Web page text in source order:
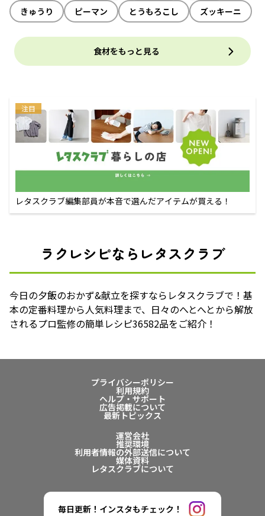
きゅうり
ピーマン とうもろこし ズッキーニ
食材をもっと見る
注目
レタスクラブ編集部員が本音で選んだアイテムが買える！
ラクレシピならレタスクラブ
今日の夕飯のおかず&献立を探すならレタスクラブで！基
本の定番料理から人気料理まで、日々のへとへとから解放
されるプロ監修の簡単レシピ36582品をご紹介！
プライバシーポリシー
利用規約
ヘルプ・サポート
広告掲載について
最新トピックス
運営会社
推奨環境
利用者情報の外部送信について
媒体資料
レタスクラブについて
毎日更新！インスタもチェック！